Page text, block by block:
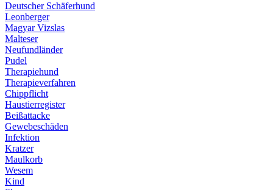
Deutscher Schäferhund
Leonberger
Magyar Vizslas
Malteser
Neufundländer
Pudel
Therapiehund
Therapieverfahren
Chippflicht
Haustierregister
Beißattacke
Gewebeschäden
Infektion
Kratzer
Maulkorb
Wesem
Kind